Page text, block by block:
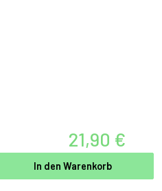
21,90 €
In den Warenkorb